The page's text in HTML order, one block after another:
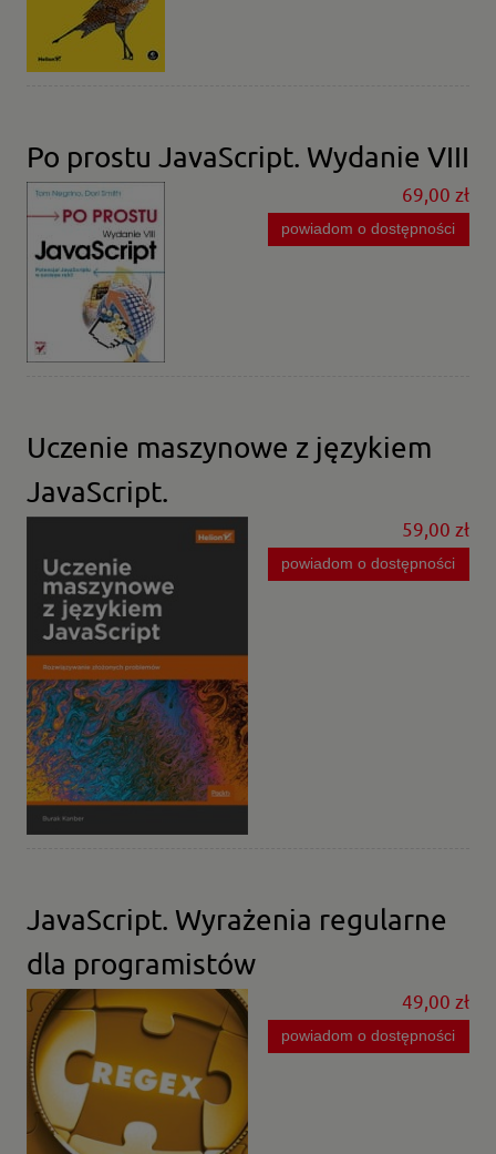
Po prostu JavaScript. Wydanie VIII
69,00 zł
powiadom o dostępności
Uczenie maszynowe z językiem
JavaScript.
59,00 zł
powiadom o dostępności
JavaScript. Wyrażenia regularne
dla programistów
49,00 zł
powiadom o dostępności